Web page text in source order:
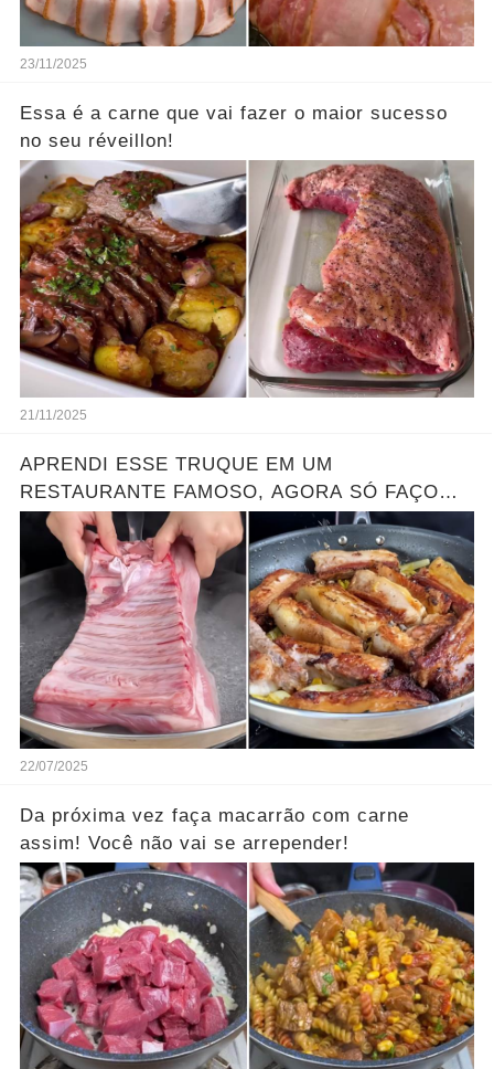
23/11/2025
Essa é a carne que vai fazer o maior sucesso
no seu réveillon!
21/11/2025
APRENDI ESSE TRUQUE EM UM
RESTAURANTE FAMOSO, AGORA SÓ FAÇO
COSTELAS ASSIM.
22/07/2025
Da próxima vez faça macarrão com carne
assim! Você não vai se arrepender!